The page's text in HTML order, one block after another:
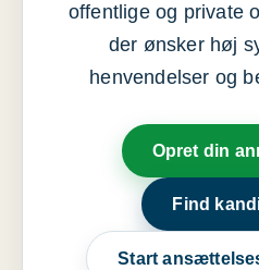
offentlige og private
der ønsker høj
henvendelser og
Opret din
Find
Start